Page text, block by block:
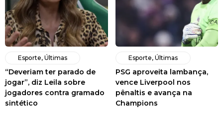
Esporte, Últimas
“Deveriam ter parado de
jogar”, diz Leila sobre
jogadores contra gramado
sintético
Esporte, Últimas
PSG aproveita lambança,
vence Liverpool nos
pênaltis e avança na
Champions